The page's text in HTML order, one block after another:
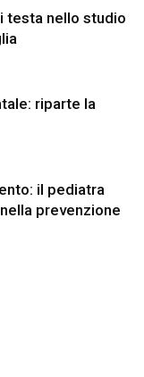
testa nello studio
riparte la
il pediatra
prevenzione